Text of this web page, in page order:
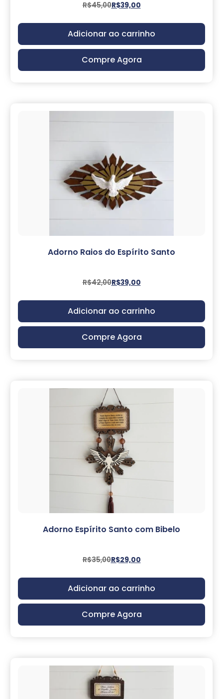
R$45,00R$39,00
Adicionar ao carrinho
Compre Agora
Adorno Raios do Espírito Santo
R$42,00R$39,00
Adicionar ao carrinho
Compre Agora
Adorno Espírito Santo com Bibelo
R$35,00R$29,00
Adicionar ao carrinho
Compre Agora